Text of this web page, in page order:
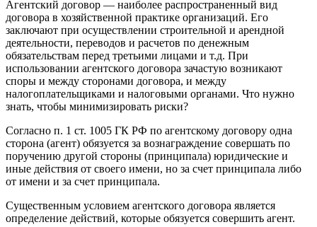
Агентский договор — наиболее распространенный вид
договора в хозяйственной практике организаций. Его
заключают при осуществлении строительной и арендной
деятельности, переводов и расчетов по денежным
обязательствам перед третьими лицами и т.д. При
использовании агентского договора зачастую возникают
споры и между сторонами договора, и между
налогоплательщиками и налоговыми органами. Что нужно
знать, чтобы минимизировать риски?
Согласно п. 1 ст. 1005 ГК РФ по агентскому договору одна
сторона (агент) обязуется за вознаграждение совершать по
поручению другой стороны (принципала) юридические и
иные действия от своего имени, но за счет принципала либо
от имени и за счет принципала.
Существенным условием агентского договора является
определение действий, которые обязуется совершить агент.